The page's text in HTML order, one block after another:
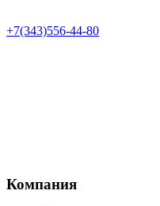
+7(343)556-44-80
Компания